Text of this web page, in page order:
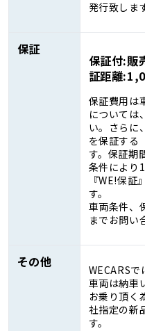
発行致しま
保証
保証付:販
証距離
保証費用は
については
い。さらに
を保証する
す。保証期
条件により
『WE!保
す。
車両条件、
までお問い
その他
WECARS
車両は納車
お乗り頂く
社指定の新
す。